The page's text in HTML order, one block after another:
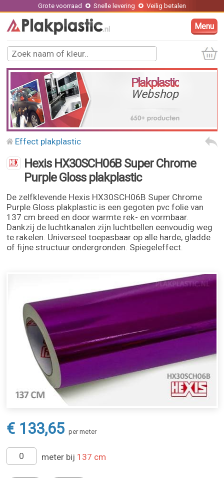
Grote voorraad Snelle levering Veilig betalen
Menu
Plakplastic
Webshop
Effect plakplastic
Hexis HX30SCH06B Super Chrome
Purple Gloss plakplastic
De zelfklevende Hexis HX30SCH06B Super Chrome
Purple Gloss plakplastic is een gegoten pvc folie van
137 cm breed en door warmte rek- en vormbaar.
Dankzij de luchtkanalen zijn luchtbellen eenvoudig weg
te rakelen. Universeel toepasbaar op alle harde, gladde
of fijne structuur ondergronden. Spiegeleffect.
€ 133,65 per meter
meter bij 137 cm